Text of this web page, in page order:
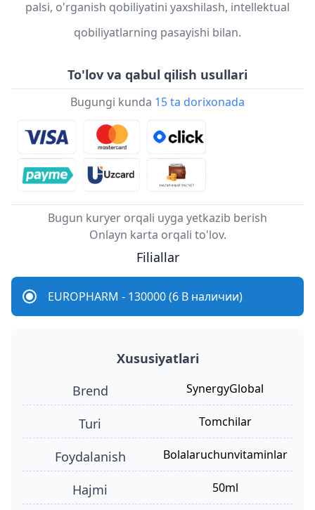
palsi, o'rganish qobiliyatini yaxshilash, intellektual
qobiliyatlarning pasayishi bilan.
To'lov va qabul qilish usullari
Bugungi kunda 15 ta dorixonada
Bugun kuryer orqali uyga yetkazib berish
Onlayn karta orqali to'lov.
Filiallar
EUROPHARM - 130000 (6 В наличии)
Xususiyatlari
Brend
SynergyGlobal
turi tomchilar
foydalanish bolalaruchunvitaminlar
hajmi 50ml